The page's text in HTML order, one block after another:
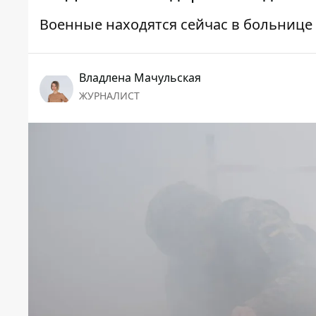
Военные находятся сейчас в больнице
Владлена Мачульская
ЖУРНАЛИСТ